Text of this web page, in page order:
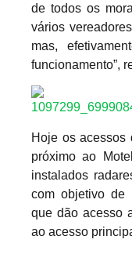
de todos os
vários
mas,
funcionamento”,
Hoje os acessos
próximo ao
instalados
com objetivo de
que dão acesso
ao acesso